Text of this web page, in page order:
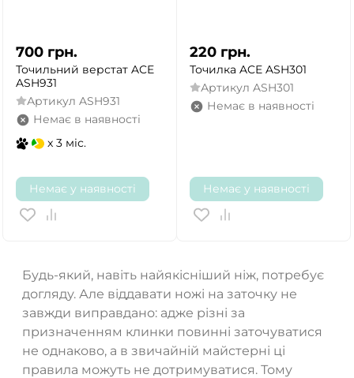
700 грн.
Точильний верстат ACE
ASH931
Артикул ASH931
Немає в наявності
x 3 міс.
Немає у наявності
220 грн.
Точилка ACE ASH301
Артикул ASH301
Немає в наявності
Немає у наявності
Будь-який, навіть найякісніший ніж, потребує
догляду. Але віддавати ножі на заточку не
завжди виправдано: адже різні за
призначенням клинки повинні заточуватися
не однаково, а в звичайній майстерні ці
правила можуть не дотримуватися. Тому